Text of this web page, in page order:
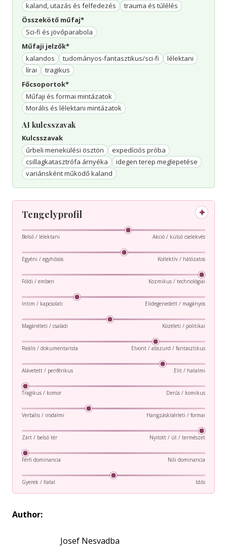
kaland, utazás és felfedezés
trauma és túlélés
Összekötő műfaj*
Sci-fi és jövőparabola
Műfaji jelzők*
kalandos
tudományos-fantasztikus/sci-fi
lélektani
lírai
tragikus
Főcsoportok*
Műfaji és formai mintázatok
Morális és lélektani mintázatok
AI kulcsszavak
Kulcsszavak
űrbeli menekülési ösztön
expedíciós próba
csillagkatasztrófa árnyéka
idegen terep meglepetése
variánsként működő kaland
Tengelyprofil ✦
Belső / lélektani Akció / külső cselekvés
Egyéni / egyhősös Kollektív / hálózatos
Földi / emberi Kozmikus / technológiai
Intim / kapcsolati Elidegenedett / magányos
Magánéleti / családi Közéleti / politikai
Reális / dokumentarista Elvont / abszurd / fantasztikus
Alávetett / periférikus Elit / hatalmi
Tragikus / komor Derűs / komikus
Verbális / irodalmi Hangzáskísérleti / formai
Zárt / belső tér Nyitott / út / természet
Férfi dominancia Női dominancia
Gyerek / fiatal Idős
Author:
Josef Nesvadba